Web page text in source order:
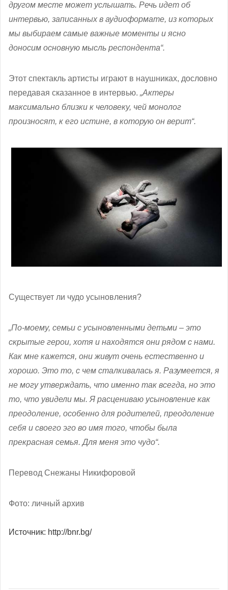
другом месте может услышать. Речь идет об
интервью, записанных в аудиоформате, из которых
мы выбираем самые важные моменты и ясно
доносим основную мысль респондента“.
Этот спектакль артисты играют в наушниках, дословно
передавая сказанное в интервью. „Актеры
максимально близки к человеку, чей монолог
произносят, к его истине, в которую он верит“.
Существует ли чудо усыновления?
„По-моему, семьи с усыновленными детьми – это
скрытые герои, хотя и находятся они рядом с нами.
Как мне кажется, они живут очень естественно и
хорошо. Это то, с чем сталкивалась я. Разумеется, я
не могу утверждать, что именно так всегда, но это
то, что увидели мы. Я расцениваю усыновление как
преодоление, особенно для родителей, преодоление
себя и своего эго во имя того, чтобы была
прекрасная семья. Для меня это чудо“.
Перевод Снежаны Никифоровой
Фото: личный архив
Источник: http://bnr.bg/